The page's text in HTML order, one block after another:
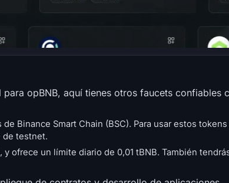
opBNB, aquí tienes otros faucets confiables
Binance Smart Chain (BSC). Para usar estos
de testnet.
ofrece un límite diario de 0,01 tBNB. También